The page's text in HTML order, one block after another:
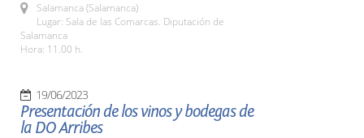
Salamanca (Salamanca)
Lugar: Sala de las Comarcas. Diputación de
Salamanca
Hora: 11.00 h.
19/06/2023
Presentación de los vinos y bodegas de
la DO Arribes